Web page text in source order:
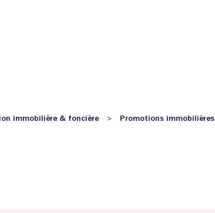
immobilière & foncière > Promotions immobilières